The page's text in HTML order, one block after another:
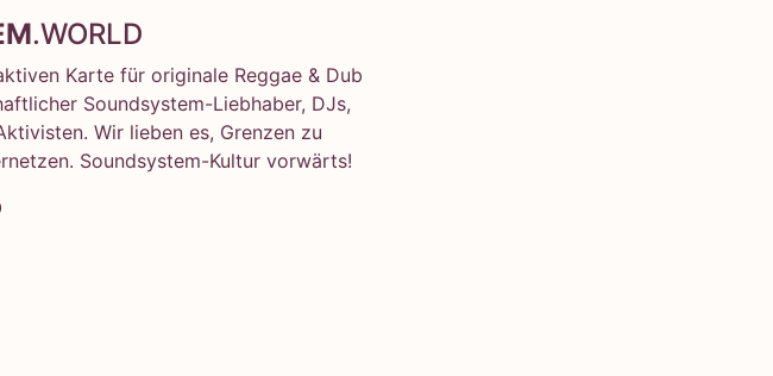
.WORLD
Karte für originale Reggae & Dub
Soundsystem-Liebhaber, DJs,
Wir lieben es, Grenzen zu
Soundsystem-Kultur vorwärts!